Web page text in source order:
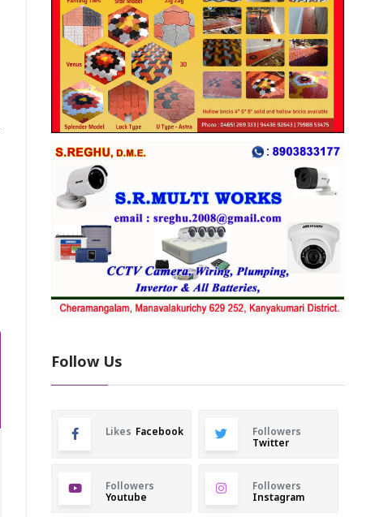
Follow Us
Likes Facebook
Followers
Twitter
Followers
Youtube
Followers
Instagram